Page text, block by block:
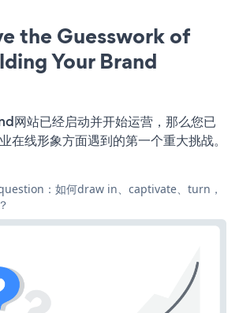
the Guesswork of
Your Brand
网站已经启动并开始运营，那么您已
在线形象方面遇到的第一个重大挑战。
：如何draw in、captivate、turn，